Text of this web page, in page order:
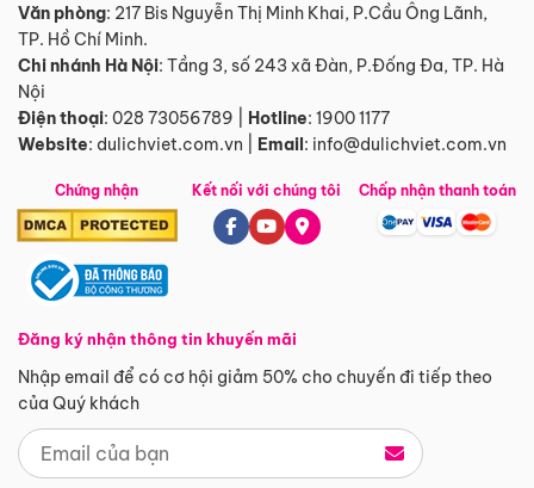
Văn phòng: 217 Bis Nguyễn Thị Minh Khai, P.Cầu Ông Lãnh,
TP. Hồ Chí Minh.
Chi nhánh Hà Nội: Tầng 3, số 243 xã Đàn, P.Đống Đa, TP. Hà
Nội
Điện thoại: 028 73056789 Hotline: 1900 1177
Website: dulichviet.com.vn Email: info@dulichviet.com.vn
Chứng nhận
Đăng ký nhận thông tin khuyến mãi
Nhập email để có cơ hội giảm 50% cho chuyến đi tiếp theo
của Quý khách
Kết nối với chúng tôi Chấp nhận thanh toán